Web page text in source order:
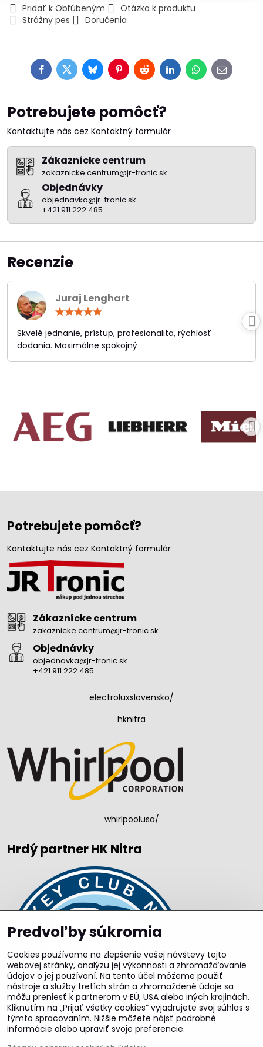
Pridať k Obľúbeným
Otázka k produktu
Strážny pes
Doručenia
FacebookTwitterBlueskyPinterestRedditLinkedInWhatsApp
E-
mail
Potrebujete pomôcť?
Kontaktujte nás cez Kontaktný formulár
Zákaznícke centrum
zakaznicke.centrum@jr-tronic.sk
Objednávky
objednavka@jr-tronic.sk
+421 911 222 485
Recenzie
Juraj Lenghart
/
5
Skvelé jednanie, prístup, profesionalita, rýchlosť
dodania. Maximálne spokojný
Potrebujete pomôcť?
Kontaktujte nás cez Kontaktný formulár
Zákaznícke centrum
zakaznicke.centrum@jr-tronic.sk
Objednávky
objednavka@jr-tronic.sk
+421 911 222 485
electroluxslovensko/
hknitra
whirlpoolusa/
Hrdý partner HK Nitra
Predvoľby súkromia
Cookies používame na zlepšenie vašej návštevy tejto
webovej stránky, analýzu jej výkonnosti a zhromažďovanie
údajov o jej používaní. Na tento účel môžeme použiť
nástroje a služby tretích strán a zhromaždené údaje sa
môžu preniesť k partnerom v EÚ, USA alebo iných krajinách.
Kliknutím na „Prijať všetky cookies“ vyjadrujete svoj súhlas s
týmto spracovaním. Nižšie môžete nájsť podrobné
informácie alebo upraviť svoje preferencie.